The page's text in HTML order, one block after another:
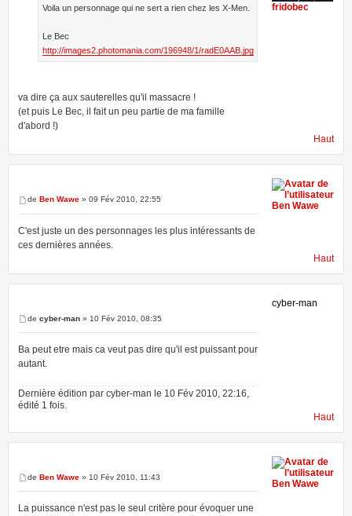
Voila un personnage qui ne sert a rien chez les X-Men.
Le Bec
http://images2.photomania.com/196948/1/radE0AAB.jpg
va dire ça aux sauterelles qu'il massacre !
(et puis Le Bec, il fait un peu partie de ma famille
d'abord !)
fridobec
Haut
de Ben Wawe » 09 Fév 2010, 22:55
C'est juste un des personnages les plus intéressants de
ces dernières années.
Ben Wawe
Haut
de cyber-man » 10 Fév 2010, 08:35
Ba peut etre mais ca veut pas dire qu'il est puissant pour
autant.
Dernière édition par cyber-man le 10 Fév 2010, 22:16,
édité 1 fois.
cyber-man
Haut
de Ben Wawe » 10 Fév 2010, 11:43
La puissance n'est pas le seul critère pour évoquer une
Ben Wawe